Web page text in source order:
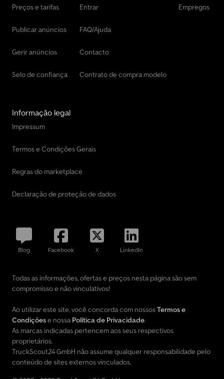
Preços e tarifas
Publicar anúncios
Gerir anúncios
Selo de confiança
Entrar
FAQ/Ajuda
Contacto
Contrato de compra modelo
Empregos
Informação legal
Impressum
Termos e Condições Gerais
Regras do marketplace
Declaração de proteção de dados
Blog Facebook X LinkedIn
Todas as informações, ofertas e preços nesta página são sem
compromisso e não vinculativos!
Ao utilizar este site, você concorda com nossosTermos e
Condiçõese nossa Política de Privacidade.
As marcas indicadas pertencem aos seus respectivos
proprietários.
TruckScout24 GmbH não assume qualquer responsabilidade pelo
conteúdo de sites externos vinculados.